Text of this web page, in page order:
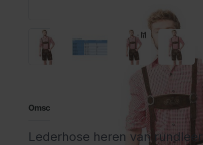
Omschrijving
Lederhose heren van rundleer